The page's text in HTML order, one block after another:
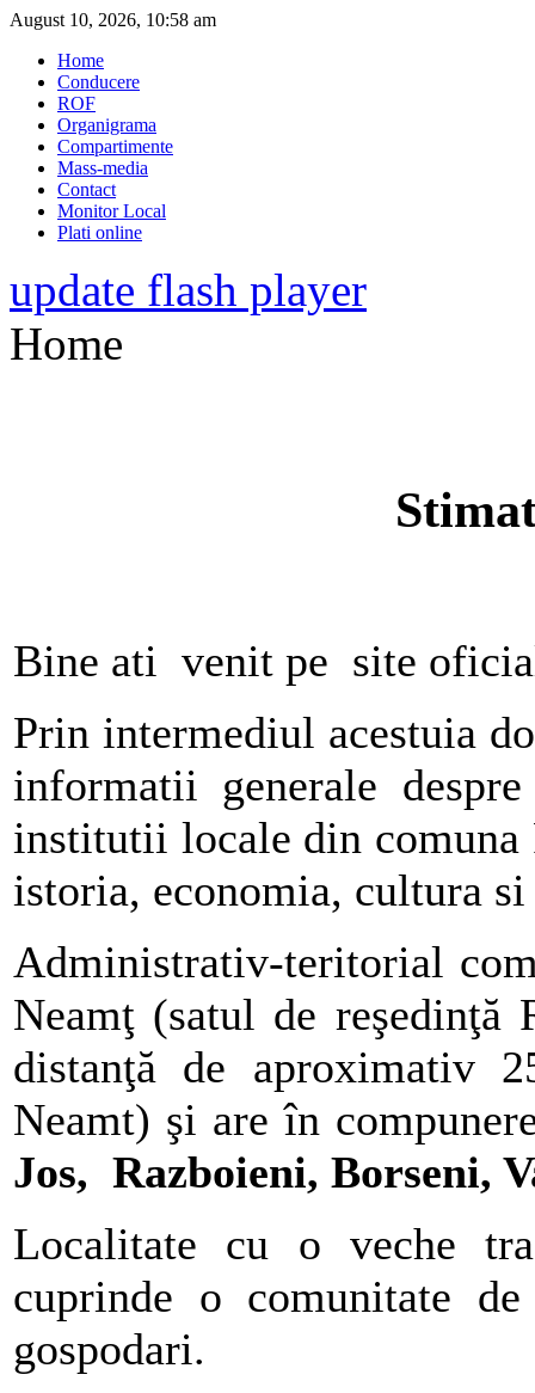
August 10, 2026, 10:58 am
Home
Conducere
ROF
Organigrama
Compartimente
Mass-media
Contact
Monitor Local
Plati online
update flash player
Home
Bine ati venit pe site
Prin intermediul acestuia
informatii generale
institutii locale din comuna
istoria, economia, cultura
Administrativ-teritorial
Neamţ (satul de reşedinţă
distanţă de aproximativ
Neamt) şi are în
Jos, Razboieni, Borseni,
Localitate cu o veche
cuprinde o comunitate de
gospodari.